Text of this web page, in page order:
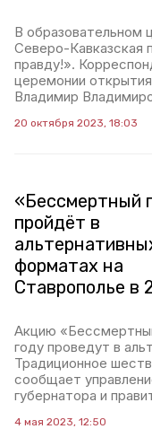
В образовательном
Северо-Кавказская
правду!».
церемонии
Владимир
20 октября 2023, 18:03
«Бессмертный
пройдёт в
форматах на
Ставрополье в
Акцию
году проведут в
Традиционное
сообщает
губернатора и
4 мая 2023, 12:50